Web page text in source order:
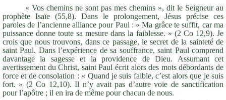
« Vos chemins ne sont pas mes chemins », dit le Seigneur au
prophète Isaïe (55,8). Dans le prolongement, Jésus précise ces
paroles de l’ancienne alliance pour Paul : « Ma grâce te suffit, car ma
puissance donne toute sa mesure dans la faiblesse. » (2 Co 12,9). Je
crois que nous trouvons, dans ce passage, le secret de la sainteté de
saint Paul. Dans l’expérience de sa souffrance, saint Paul comprend
davantage la sagesse et la providence de Dieu. Assumant cet
avertissement du Christ, saint Paul écrit alors des mots débordants de
force et de consolation : « Quand je suis faible, c’est alors que je suis
fort. » (2 Co 12,10). Il n’y avait pas d’autre voie de sanctification
pour l’apôtre ; il en ira de même pour chacun de nous.